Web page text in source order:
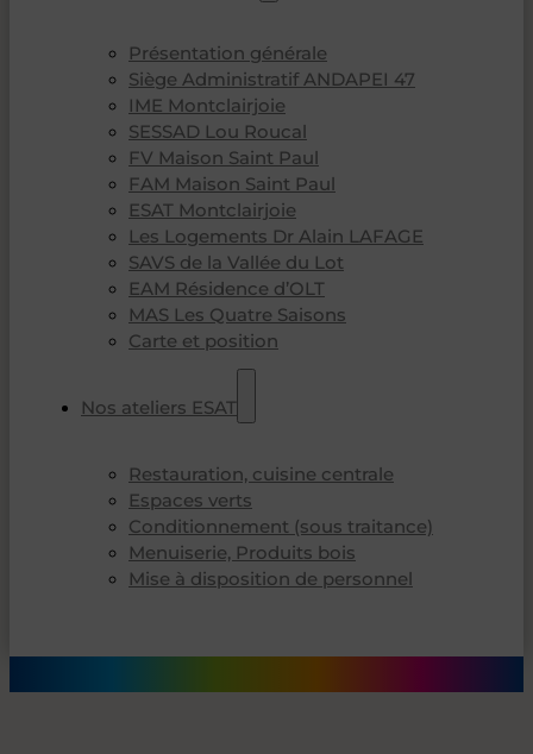
Présentation générale
Siège Administratif ANDAPEI 47
IME Montclairjoie
SESSAD Lou Roucal
FV Maison Saint Paul
FAM Maison Saint Paul
ESAT Montclairjoie
Les Logements Dr Alain LAFAGE
SAVS de la Vallée du Lot
EAM Résidence d’OLT
MAS Les Quatre Saisons
Carte et position
Nos ateliers ESAT
Restauration, cuisine centrale
Espaces verts
Conditionnement (sous traitance)
Menuiserie, Produits bois
Mise à disposition de personnel